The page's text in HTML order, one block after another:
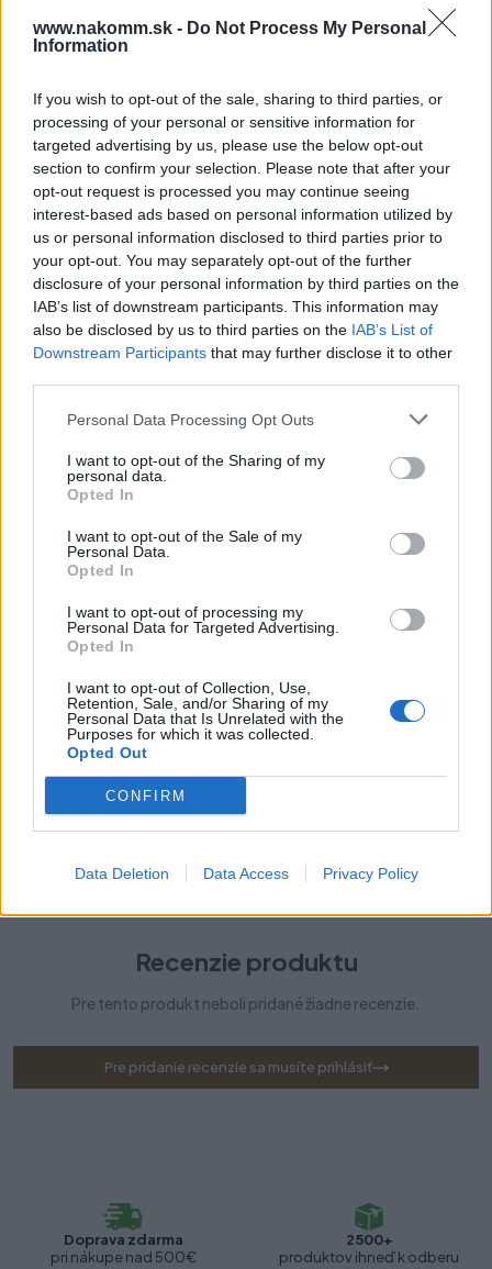
www.nakomm.sk - Do Not Process My Personal
Information
If you wish to opt-out of the sale, sharing to third parties, or
processing of your personal or sensitive information for
targeted advertising by us, please use the below opt-out
section to confirm your selection. Please note that after your
opt-out request is processed you may continue seeing
interest-based ads based on personal information utilized by
us or personal information disclosed to third parties prior to
your opt-out. You may separately opt-out of the further
disclosure of your personal information by third parties on the
IAB’s list of downstream participants. This information may
also be disclosed by us to third parties on the IAB’s List of
Downstream Participants that may further disclose it to other
Personal Data Processing Opt Outs
I want to opt-out of the Sharing of my
personal data.
Opted In
I want to opt-out of the Sale of my
Personal Data.
Opted In
I want to opt-out of processing my
Personal Data for Targeted Advertising.
Opted In
I want to opt-out of Collection, Use,
Retention, Sale, and/or Sharing of my
Personal Data that Is Unrelated with the
Purposes for which it was collected.
Opted Out
CONFIRM
Data Deletion Data Access Privacy Policy
cyklov. Poskytuje plný výsuv v dĺžkach od 250 do 600 mm a
zatvárací mechanizmus zabezpečuje tichú prevádzku a jemné
dovieranie zásuvky. Vďaka piatim výškovým variantom sa
so šírkou iba 14 mm umožňuje maximálne využitie vnútorného
priestoru nábytku. Zásuvka unesie až 40 kg rôznych výrobkov a
ponúka možnosť vnútorného výsuvu. Inštalácia je jednoduchá
vďaka pohodlnému nastaveniu zvnútra, možnosti nastavenia
náklonu a horizontálneho nastavenia v rozsahu ±2 mm. Zásuvka
je kompatibilná s rôznymi systémami organizácie priestoru,
príborovými vložkami, protišmykovými rohožami a triedičmi
odpadu.
Parametre
G-PB-AXISPRO-KPL350D1
Výrobca: GTV
Kategórie:
Hmotnosť:
Obsah balenia:
čela, 2x krytka, skrutky
Nosnosť: 40 kg
Typ výsuvu: AXIS PRO
350 mm
Recenzie produktu
Pre tento produkt neboli pridané žiadne recenzie.
Pre pridanie recenzie sa musíte prihlásiť
Doprava zdarma
pri nákupe nad 500€
2500+
produktov ihneď k odberu